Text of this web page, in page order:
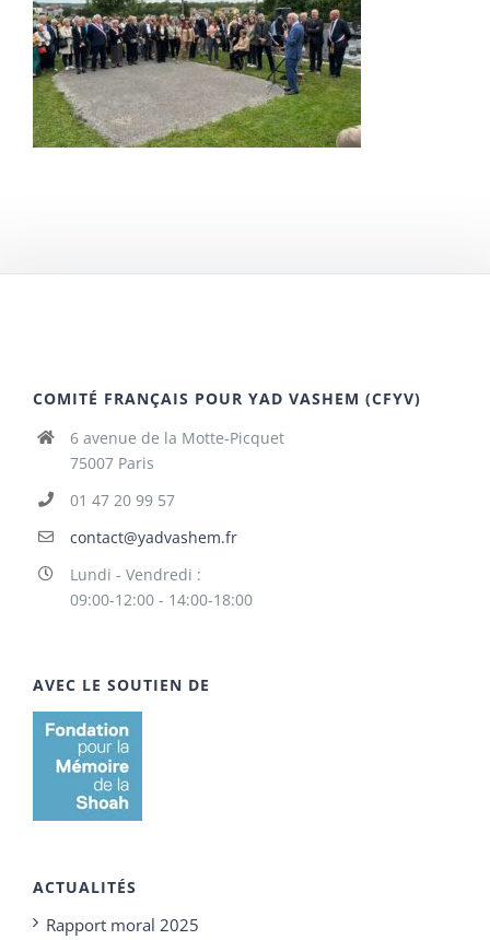
COMITÉ FRANÇAIS POUR YAD VASHEM (CFYV)
6 avenue de la Motte-Picquet
75007 Paris
01 47 20 99 57
contact@yadvashem.fr
Lundi - Vendredi :
09:00-12:00 - 14:00-18:00
AVEC LE SOUTIEN DE
ACTUALITÉS
Rapport moral 2025